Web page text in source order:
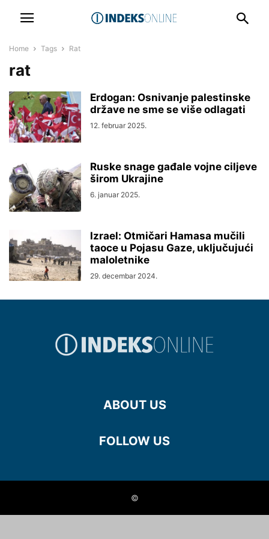
Home Tags Rat
rat
Erdogan: Osnivanje palestinske
države ne sme se više odlagati
12. februar 2025.
Ruske snage gađale vojne ciljeve
širom Ukrajine
6. januar 2025.
Izrael: Otmičari Hamasa mučili
taoce u Pojasu Gaze, uključujući
maloletnike
29. decembar 2024.
ABOUT US
FOLLOW US
©